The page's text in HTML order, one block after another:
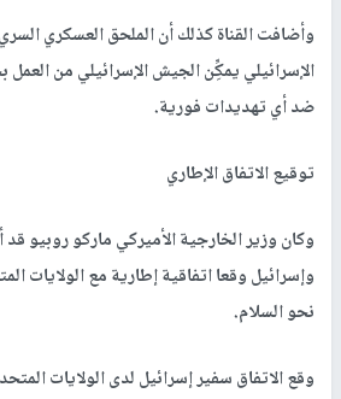
وأضافت القناة كذلك أن الملحق العسكري السري
الإسرائيلي يمكِِّن الجيش الإسرائيلي من
ضد أي تهديدات فورية.
توقيع الاتفاق الإطاري
وكان وزير الخارجية الأميركي ماركو روبيو قد
وإسرائيل وقعا اتفاقية إطارية مع الولايات
نحو السلام.
وقع الاتفاق سفير إسرائيل لدى الولايات